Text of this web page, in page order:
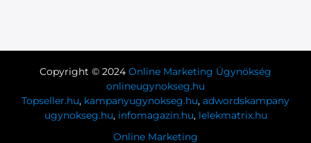
Copyright © 2024 Online Marketing Ügynökség
onlineugynokseg.hu
Topseller.hu, kampanyugynokseg.hu, adwordskampany
ugynokseg.hu, infomagazin.hu, lelekmatrix.hu
Online Marketing